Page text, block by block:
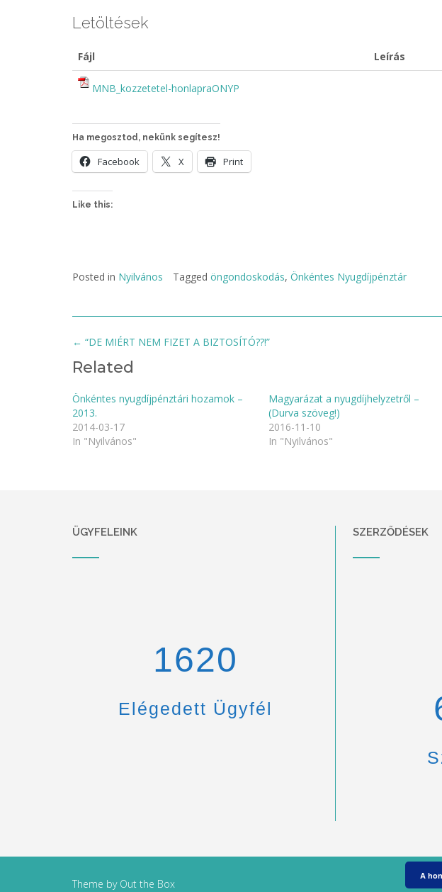
Letöltések
Fájl Leírás
MNB_kozzetetel-honlapraONYP
Ha megosztod, nekünk segítesz!
Facebook X Print
Like this:
Posted in Nyilvános Tagged öngondoskodás, Önkéntes Nyugdíjpénztár
Post
← “DE MIÉRT NEM FIZET A BIZTOSÍTÓ??!”
Related
Önkéntes nyugdíjpénztári hozamok –
2013.
2014-03-17
In "Nyilvános"
Magyarázat a nyugdíjhelyzetről –
(Durva szöveg!)
2016-11-10
In "Nyilvános"
ÜGYFELEINK
1670
Elégedett Ügyfél
SZERZŐDÉSEK
Theme by Out the Box
A